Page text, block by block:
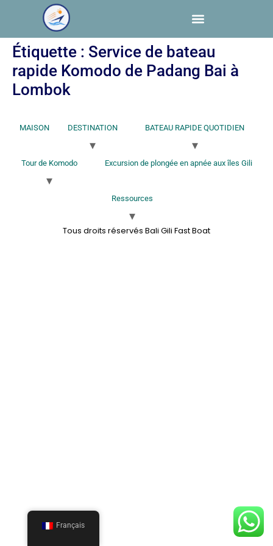
Étiquette : Service de bateau
rapide Komodo de Padang Bai à
Lombok
MAISON DESTINATION BATEAU RAPIDE QUOTIDIEN
Tour de Komodo Excursion de plongée en apnée aux îles Gili
Ressources
Tous droits réservés Bali Gili Fast Boat
Français